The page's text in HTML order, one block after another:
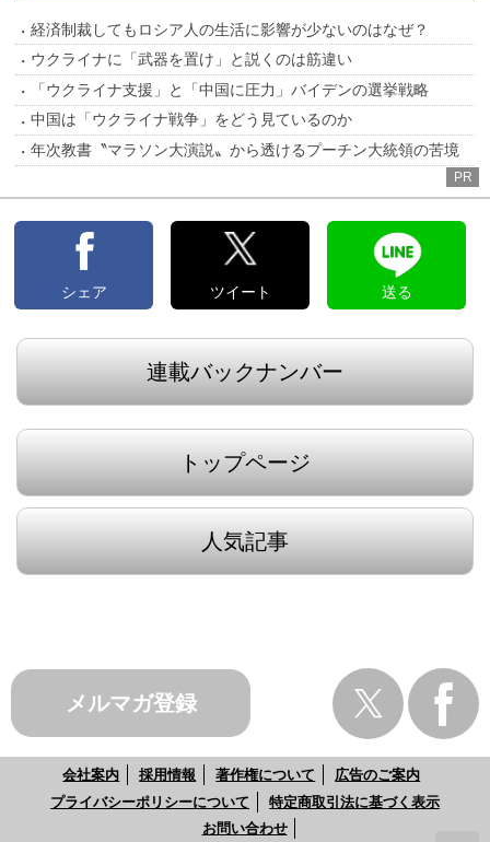
経済制裁してもロシア人の生活に影響が少ないのはなぜ？
ウクライナに「武器を置け」と説くのは筋違い
「ウクライナ支援」と「中国に圧力」バイデンの選挙戦略
中国は「ウクライナ戦争」をどう見ているのか
年次教書〝マラソン大演説〟から透けるプーチン大統領の苦境
PR
シェア ツイート 送る
連載バックナンバー
トップページ
人気記事
メルマガ登録
会社案内 採用情報 著作権について
広告のご案内
プライバシーポリシーについて
特定商取引法に基づく表示
お問い合わせ